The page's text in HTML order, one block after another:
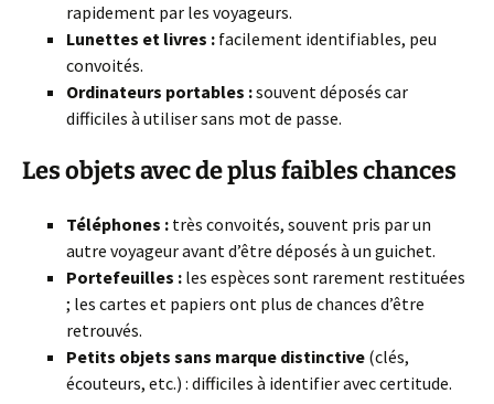
rapidement par les voyageurs.
Lunettes et livres : facilement identifiables, peu
convoités.
Ordinateurs portables :souvent déposés car
difficiles à utiliser sans mot de passe.
Les objets avec de plus faibles chances
Téléphones : très convoités, souvent pris par un
autre voyageur avant d’être déposés à un guichet.
Portefeuilles : les espèces sont rarement restituées
; les cartes et papiers ont plus de chances d’être
retrouvés.
Petits objets sans marque distinctive (clés,
écouteurs, etc.) : difficiles à identifier avec certitude.